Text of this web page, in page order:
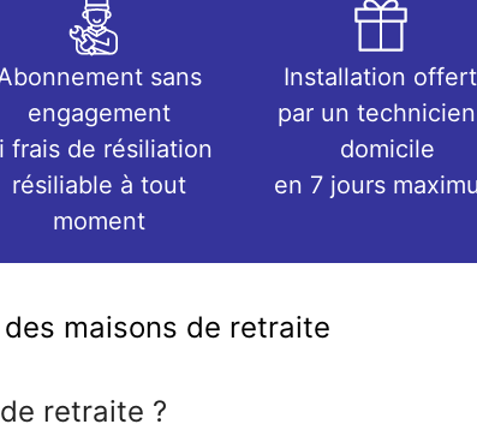
sans
engagement
frais de résiliation
résiliable à tout
moment
Installation
par un
domicile
en 7 jours
maisons de retraite
retraite ?